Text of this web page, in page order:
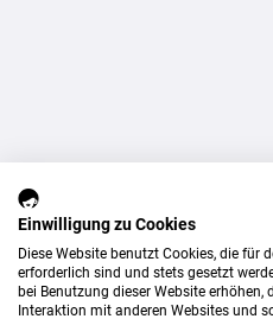
Einwilligung zu Cookies
Diese Website benutzt Cookies, die für
erforderlich sind und stets gesetzt
bei Benutzung dieser Website erhöhen,
Interaktion mit anderen Websites und